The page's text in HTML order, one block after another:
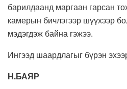
барилдаанд маргаан гарсан
камерын бичлэгээр шүүхээр
мэдэгдэж байна гэжээ.
Ингээд шаардлагыг бүрэн
Н.БАЯР